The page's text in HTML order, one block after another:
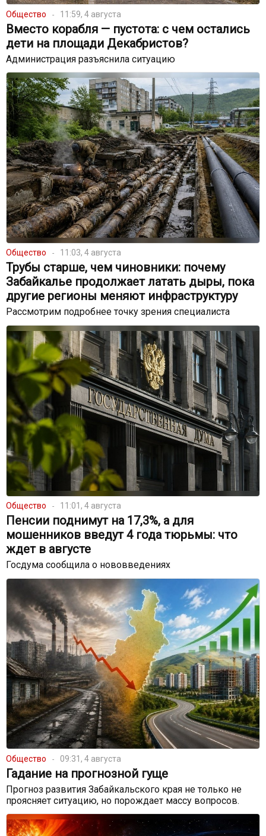
Общество 11:59, 4 августа
Вместо корабля — пустота: с чем остались
дети на площади Декабристов?
Администрация разъяснила ситуацию
Общество 11:03, 4 августа
Трубы старше, чем чиновники: почему
Забайкалье продолжает латать дыры, пока
другие регионы меняют инфраструктуру
Рассмотрим подробнее точку зрения специалиста
Общество 11:01, 4 августа
Пенсии поднимут на 17,3%, а для
мошенников введут 4 года тюрьмы: что
ждет в августе
Госдума сообщила о нововведениях
Общество 09:31, 4 августа
Гадание на прогнозной гуще
Прогноз развития Забайкальского края не только не
проясняет ситуацию, но порождает массу вопросов.